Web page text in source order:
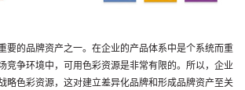
要的品牌资产之一。在企业的产品体系中是个系统而重
竞争环境中，可用色彩资源是非常有限的。所以，企业
略色彩资源，这对建立差异化品牌和形成品牌资产至关